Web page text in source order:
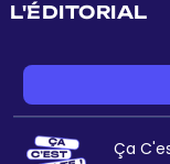
L'ÉDITORIAL
Ça